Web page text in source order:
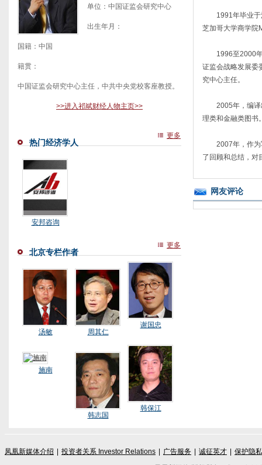
单位：中国证监会研究中心
出生年月：
国籍：中国
籍贯：
中国证监会研究中心主任，中共中央党校客座教授。
>>进入祁斌财经人物主页>>
热门经济学人
更多
安邦咨询
北京专栏作者
更多
汤敏 周其仁
谢国忠
施南
韩志国
韩保江
1991年毕业
芝加哥大学商学院
1996至2000
证监会战略发展委
究中心主任。
2005年，编
理类和金融类图书
2007年，作
了回顾和总结，对
网友评论
凤凰新媒体介绍 投资者关系 Investor Relations 广告服务 诚征英才
保护隐